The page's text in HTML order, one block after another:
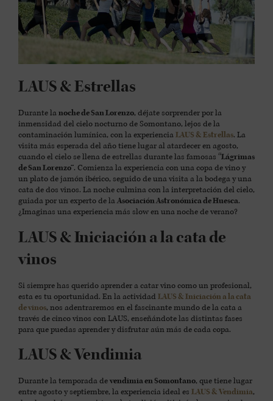
LAUS & Estrellas
Durante la noche de San Lorenzo, déjate sorprender por la
inmensidad del cielo nocturno de Somontano, lejos de la
contaminación lumínica, con la experiencia LAUS & Estrellas. La
visita más esperada del año tiene lugar al atardecer en agosto,
cuando el cielo se llena de estrellas durante las famosas “Lágrimas
de San Lorenzo”. Comienza la experiencia con una copa de vino y
un plato de jamón ibérico, seguido de una visita a la bodega y una
cata de dos vinos. La noche culmina con la interpretación del cielo,
guiada por un experto de la Asociación Astronómica de Huesca.
¿Imaginas una experiencia más slow en una noche de verano?
LAUS & Iniciación a la cata de
vinos
Si siempre has querido aprender a catar vino como un profesional,
esta es tu oportunidad. En la actividad LAUS & Iniciación a la cata
de vinos, nos adentraremos en el fascinante mundo de la cata a
través de cinco vinos con LAUS, enseñándote las distintas fases
para que puedas aprender y disfrutar aún más de cada copa.
LAUS & Vendimia
Durante la temporada devendimia en Somontano, que tiene lugar
entre agosto y septiembre, la experiencia ideal es LAUS & Vendimia,